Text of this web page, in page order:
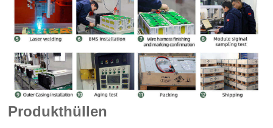
Produkthüllen